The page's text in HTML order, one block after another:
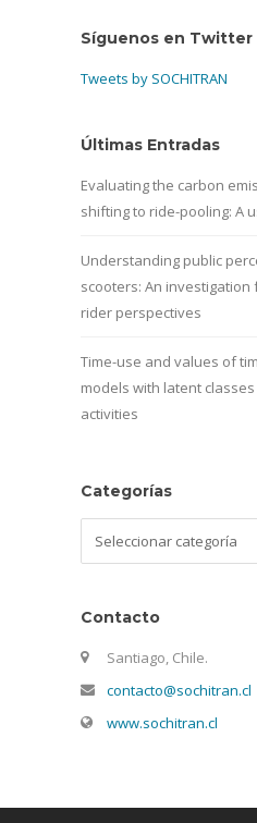
Síguenos en Twitter
Tweets by SOCHITRAN
Últimas Entradas
Evaluating the carbon
shifting to ride-pooling: A
Understanding public
scooters: An
rider perspectives
Time-use and values of
models with latent
activities
Categorías
Contacto
Santiago, Chile.
contacto@sochitran.cl
www.sochitran.cl